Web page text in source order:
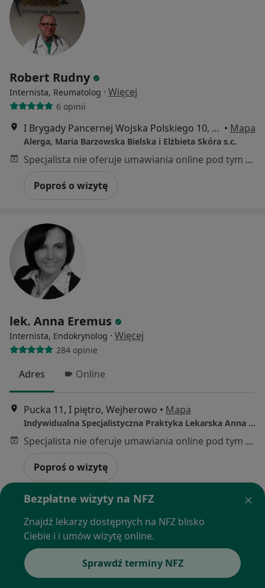
Robert Rudny
Internista, Reumatolog · Więcej
6 opinii
I Brygady Pancernej Wojska Polskiego 10, Wejherowo • Mapa
Alerga, Maria Barzowska Bielska i Elżbieta Skóra s.c.
Specjalista nie oferuje umawiania online pod tym adresem.
Poproś o wizytę
lek. Anna Eremus
Internista, Endokrynolog · Więcej
284 opinie
Adres Online
Pucka 11, I piętro, Wejherowo • Mapa
Indywidualna Specjalistyczna Praktyka Lekarska Anna Eremus
Specjalista nie oferuje umawiania online pod tym adresem.
Poproś o wizytę
Bezpłatne wizyty na NFZ
Znajdź lekarzy dostępnych na NFZ blisko
Ciebie i i umów wizytę online.
Sprawdź terminy NFZ